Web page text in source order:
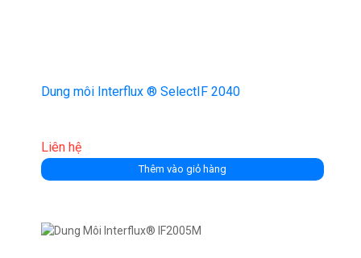
Dung môi Interflux ® SelectIF 2040
Liên hệ
Thêm vào giỏ hàng